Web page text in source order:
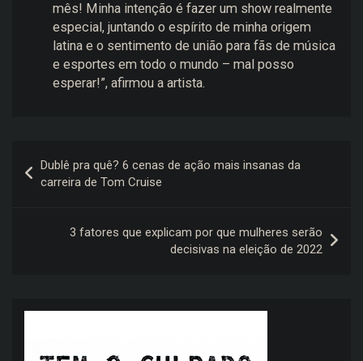
mês! Minha intenção é fazer um show realmente
especial, juntando o espírito de minha origem
latina e o sentimento de união para fãs de música
e esportes em todo o mundo – mal posso
esperar!”, afirmou a artista.
de
Dublê pra quê? 6 cenas de ação mais insanas da
carreira de Tom Cruise
3 fatores que explicam por que mulheres serão
decisivas na eleição de 2022